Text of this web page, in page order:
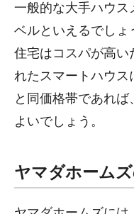
一般的な大手ハウス
ベルといえるでし
住宅はコスパが高い
れたスマートハウス
と同価格帯であれ
よいでしょう。
ヤマダホーム